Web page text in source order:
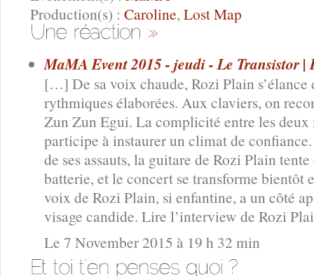
Production(s) : Caroline, Lost Map
MaMA Event 2015 - jeudi - Le Transistor |
[…] De sa voix chaude, Rozi Plain s’élance
rythmiques élaborées. Aux claviers, on
Zun Zun Egui. La complicité entre les deux
participe à instaurer un climat de
de ses assauts, la guitare de Rozi Plain
batterie, et le concert se transforme bientôt
voix de Rozi Plain, si enfantine, a un côté
visage candide. Lire l’interview de Rozi
Le 7 November 2015 à 19 h 32 min